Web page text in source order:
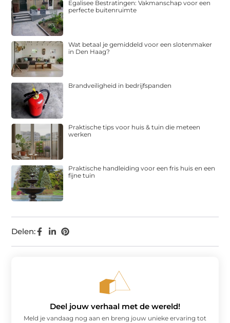
Delen:
Egalisee Bestratingen: Vakmanschap voor een
perfecte buitenruimte
Wat betaal je gemiddeld voor een slotenmaker
in Den Haag?
Brandveiligheid in bedrijfspanden
Praktische tips voor huis & tuin die meteen
werken
Praktische handleiding voor een fris huis en een
fijne tuin
Deel jouw verhaal met de wereld!
Meld je vandaag nog aan en breng jouw unieke ervaring tot